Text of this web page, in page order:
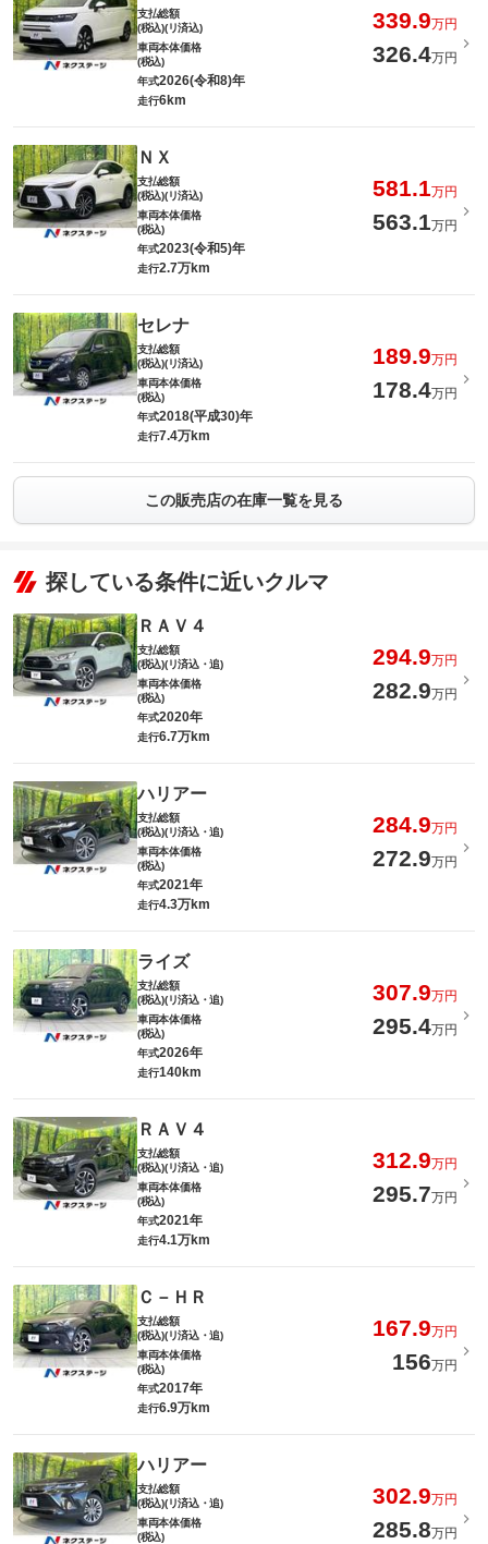
支払総額
(税込)(リ済込)
339.9万円
車両本体価格
(税込)
326.4万円
年式2026(令和8)年
走行6km
ＮＸ
支払総額
(税込)(リ済込)
581.1万円
車両本体価格
(税込)
563.1万円
年式2023(令和5)年
走行2.7万km
セレナ
支払総額
(税込)(リ済込)
189.9万円
車両本体価格
(税込)
178.4万円
年式2018(平成30)年
走行7.4万km
この販売店の在庫一覧を見る
探している条件に近いクルマ
ＲＡＶ４
支払総額
(税込)(リ済込・追)
294.9万円
車両本体価格
(税込)
282.9万円
年式2020年
走行6.7万km
ハリアー
支払総額
(税込)(リ済込・追)
284.9万円
車両本体価格
(税込)
272.9万円
年式2021年
走行4.3万km
ライズ
支払総額
(税込)(リ済込・追)
307.9万円
車両本体価格
(税込)
295.4万円
年式2026年
走行140km
ＲＡＶ４
支払総額
(税込)(リ済込・追)
312.9万円
車両本体価格
(税込)
295.7万円
年式2021年
走行4.1万km
Ｃ－ＨＲ
支払総額
(税込)(リ済込・追)
167.9万円
車両本体価格
(税込)
156万円
年式2017年
走行6.9万km
ハリアー
支払総額
(税込)(リ済込・追)
302.9万円
車両本体価格
(税込)
285.8万円